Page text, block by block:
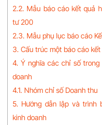
2.2. Mẫu báo cáo kết quả
tư 200
2.3. Mẫu phụ lục báo cáo
3. Cấu trúc một báo cáo
4. Ý nghĩa các chỉ số
doanh
4.1. Nhóm chỉ số Doanh thu
5. Hướng dẫn lập và trình
kinh doanh